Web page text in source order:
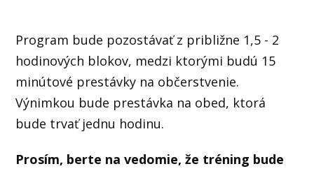
Program bude pozostávať z približne 1,5 - 2
hodinových blokov, medzi ktorými budú 15
minútové prestávky na občerstvenie.
Výnimkou bude prestávka na obed, ktorá
bude trvať jednu hodinu.
Prosím, berte na vedomie, že tréning bude